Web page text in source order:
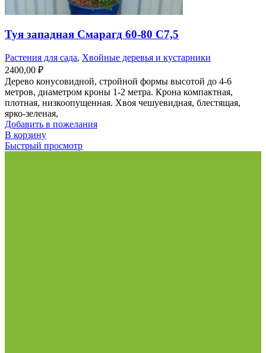
Туя западная Смарагд 60-80 С7,5
Растения для сада, Хвойные деревья и кустарники
2400,00 ₽
Дерево конусовидной, стройной формы высотой до 4-6
метров, диаметром кроны 1-2 метра. Крона компактная,
плотная, низкоопущенная. Хвоя чешуевидная, блестящая,
ярко-зеленая,
Добавить в пожелания
В корзину
Быстрый просмотр